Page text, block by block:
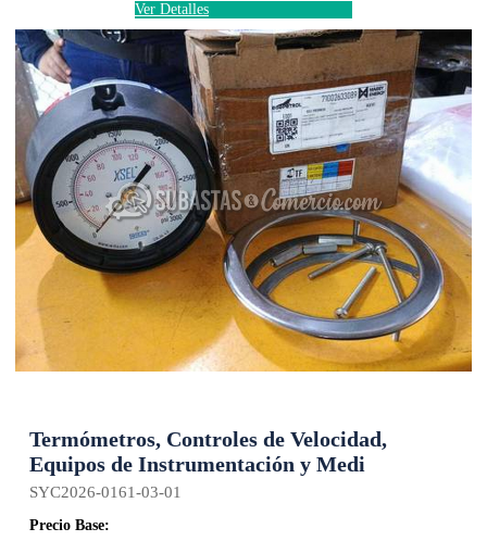
Ver Detalles
Termómetros, Controles de Velocidad,
Equipos de Instrumentación y Medi
SYC2026-0161-03-01
Precio Base: